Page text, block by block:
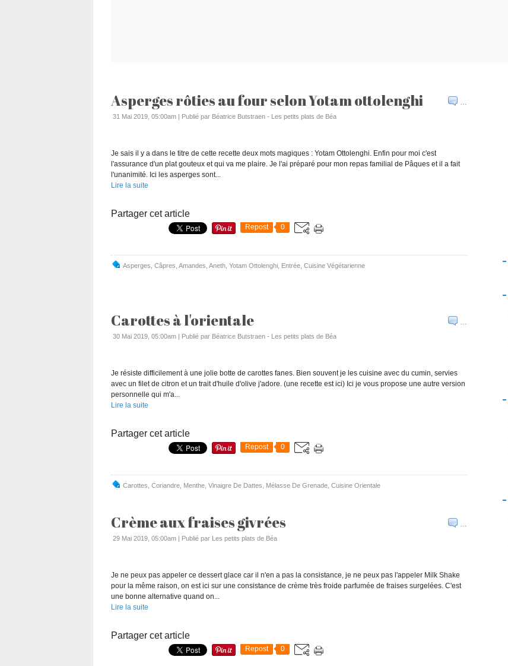
…
Asperges rôties au four selon Yotam ottolenghi
31 Mai 2019, 05:00am | Publié par Béatrice Butstraen - Les petits plats de Béa
Je sais il y a dans le titre de cette recette deux mots magiques : Yotam Ottolenghi. Enfin pour moi c'est
l'assurance d'un plat gouteux et qui va me plaire. Je l'ai préparé pour mon repas familial de Pâques et il a fait
l'unanimité. Ici les asperges sont...
Lire la suite
Partager cet article
Repost 0
Asperges Câpres Amandes Aneth Yotam Ottolenghi Entrée Cuisine Végétarienne
…
Carottes à l'orientale
30 Mai 2019, 05:00am | Publié par Béatrice Butstraen - Les petits plats de Béa
Je résiste difficilement à une jolie botte de carottes fanes. Bien souvent je les cuisine avec du cumin, servies
avec un filet de citron et un trait d'huile d'olive j'adore. (une recette est ici) Ici je vous propose une autre version
personnelle qui m'a...
Lire la suite
Partager cet article
Repost 0
Carottes Coriandre Menthe Vinaigre De Dattes Mélasse De Grenade Cuisine Orientale
…
Crème aux fraises givrées
29 Mai 2019, 05:00am | Publié par Les petits plats de Béa
Je ne peux pas appeler ce dessert glace car il n'en a pas la consistance, je ne peux pas l'appeler Milk Shake
pour la même raison, on est ici sur une consistance de crème très froide parfumée de fraises surgelées. C'est
une bonne alternative quand on...
Lire la suite
Partager cet article
Repost 0